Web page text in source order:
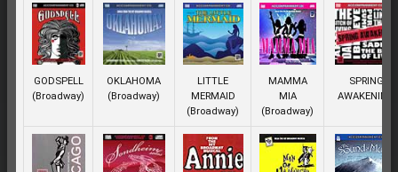
GODSPELL
(Broadway)
OKLAHOMA
(Broadway)
LITTLE
MERMAID
(Broadway)
MAMMA
MIA
(Broadway)
SPRING
AWAKENING